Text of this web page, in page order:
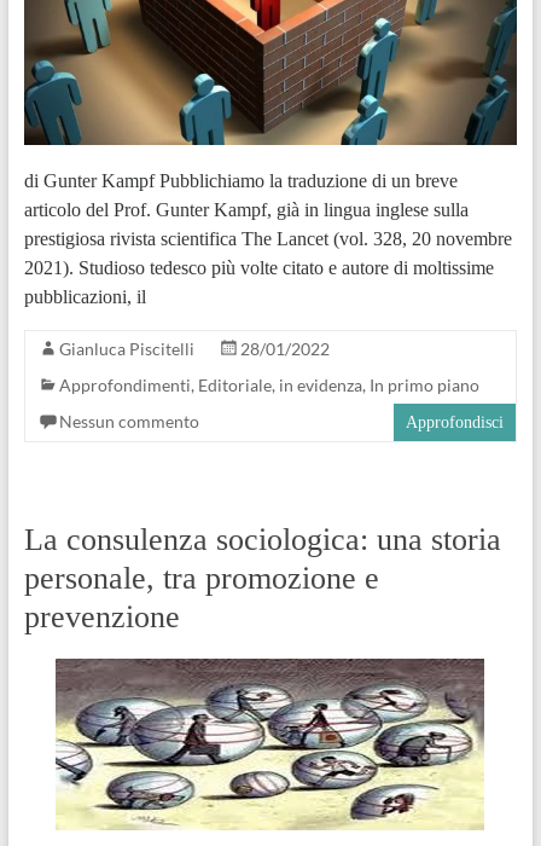
di Gunter Kampf Pubblichiamo la traduzione di un breve
articolo del Prof. Gunter Kampf, già in lingua inglese sulla
prestigiosa rivista scientifica The Lancet (vol. 328, 20 novembre
2021). Studioso tedesco più volte citato e autore di moltissime
pubblicazioni, il
Gianluca Piscitelli
28/01/2022
Approfondimenti, Editoriale, in evidenza, In primo piano
Nessun commento
Approfondisci
La consulenza sociologica: una storia
personale, tra promozione e
prevenzione